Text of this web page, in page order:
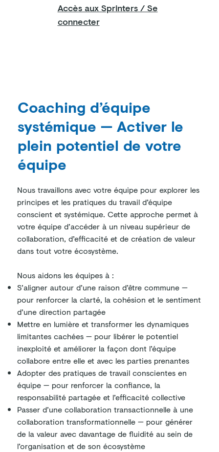
Accès aux Sprinters / Se
connecter
Coaching d’équipe
systémique — Activer le
plein potentiel de votre
équipe
Nous travaillons avec votre équipe pour explorer les
principes et les pratiques du travail d’équipe
conscient et systémique. Cette approche permet à
votre équipe d’accéder à un niveau supérieur de
collaboration, d’efficacité et de création de valeur
dans tout votre écosystème.
Nous aidons les équipes à :
S’aligner autour d’une raison d’être commune —
pour renforcer la clarté, la cohésion et le sentiment
d’une direction partagée
Mettre en lumière et transformer les dynamiques
limitantes cachées — pour libérer le potentiel
inexploité et améliorer la façon dont l’équipe
collabore entre elle et avec les parties prenantes
Adopter des pratiques de travail conscientes en
équipe — pour renforcer la confiance, la
responsabilité partagée et l’efficacité collective
Passer d’une collaboration transactionnelle à une
collaboration transformationnelle — pour générer
de la valeur avec davantage de fluidité au sein de
l’organisation et de son écosystème